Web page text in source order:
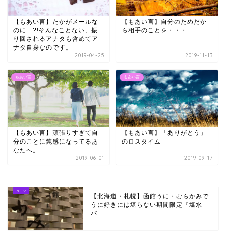
【もあい言】たかがメールな
のに…?!そんなことない、振
り回されるアナタも含めてア
ナタ自身なのです。
2019-04-25
【もあい言】自分のためだか
ら相手のことを・・・
2019-11-13
もあい言
【もあい言】頑張りすぎて自
分のことに鈍感になってるあ
なたへ。
2019-06-01
もあい言
【もあい言】「ありがとう」
のロスタイム
2019-09-17
【北海道・札幌】函館うに・むらかみで
うに好きには堪らない期間限定『塩水
バ...